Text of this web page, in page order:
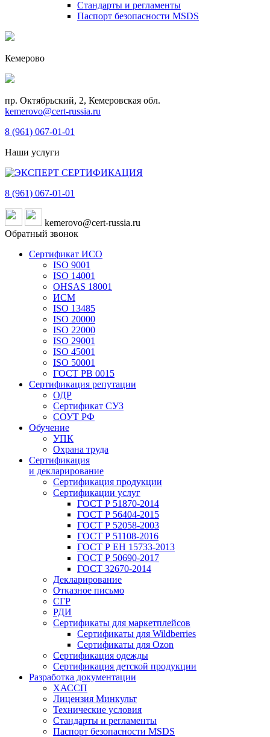
Стандарты и регламенты
Паспорт безопасности MSDS
Кемерово
пр. Октябрьский, 2, Кемеровская обл.
kemerovo@cert-russia.ru
8 (961) 067-01-01
Наши услуги
8 (961) 067-01-01
kemerovo@cert-russia.ru
Обратный звонок
Сертификат ИСО
ISO 9001
ISO 14001
OHSAS 18001
ИСМ
ISO 13485
ISO 20000
ISO 22000
ISO 29001
ISO 45001
ISO 50001
ГОСТ РВ 0015
Сертификация репутации
ОДР
Сертификат СУЗ
СОУТ РФ
Обучение
УПК
Охрана труда
Сертификация
и декларирование
Сертификация продукции
Сертификации услуг
ГОСТ Р 51870-2014
ГОСТ Р 56404-2015
ГОСТ Р 52058-2003
ГОСТ Р 51108-2016
ГОСТ Р ЕН 15733-2013
ГОСТ Р 50690-2017
ГОСТ 32670-2014
Декларирование
Отказное письмо
СГР
РДИ
Сертификаты для маркетплейсов
Сертификаты для Wildberries
Сертификаты для Ozon
Сертификация одежды
Сертификация детской продукции
Разработка документации
ХАССП
Лицензия Минкульт
Технические условия
Стандарты и регламенты
Паспорт безопасности MSDS